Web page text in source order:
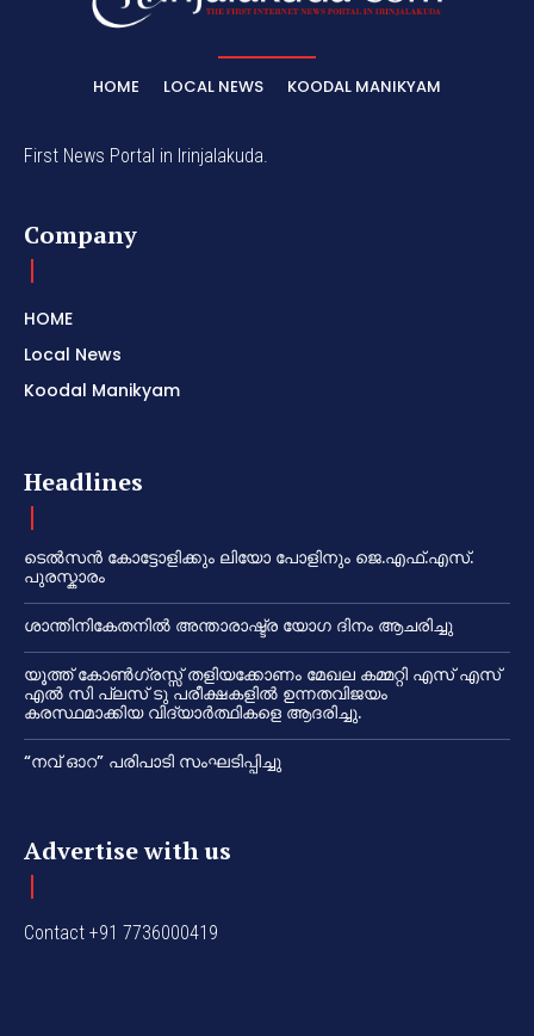
HOME LOCAL NEWS KOODAL MANIKYAM
First News Portal in Irinjalakuda.
Company
HOME
Local News
Koodal Manikyam
Headlines
ടെൽസൻ കോട്ടോളിക്കും ലിയോ പോളിനും ജെ.എഫ്.എസ്.
പുരസ്കാരം
ശാന്തിനികേതനിൽ അന്താരാഷ്ട്ര യോഗ ദിനം ആചരിച്ചു
യൂത്ത് കോൺഗ്രസ്സ് തളിയക്കോണം മേഖല കമ്മറ്റി എസ് എസ്
എൽ സി പ്ലസ് ടു പരീക്ഷകളിൽ ഉന്നതവിജയം
കരസ്ഥമാക്കിയ വിദ്യാർത്ഥികളെ ആദരിച്ചു.
“നവ് ഓറ” പരിപാടി സംഘടിപ്പിച്ചു
Advertise with us
Contact +91 7736000419